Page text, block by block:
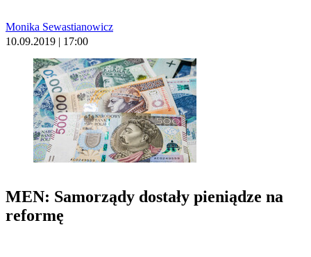
Monika Sewastianowicz
10.09.2019 | 17:00
MEN: Samorządy dostały pieniądze na
reformę